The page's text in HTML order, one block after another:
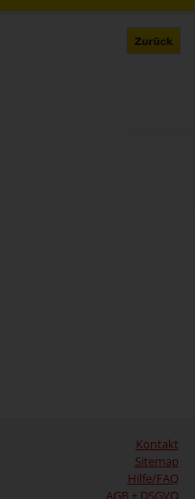
Kontakt
Sitemap
Hilfe/FAQ
AGB + DSGVO